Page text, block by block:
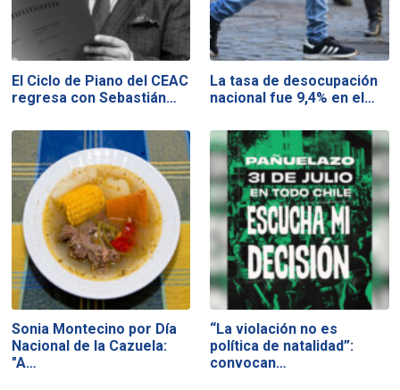
El Ciclo de Piano del CEAC
regresa con Sebastián…
La tasa de desocupación
nacional fue 9,4% en el…
Sonia Montecino por Día
Nacional de la Cazuela:
"A…
“La violación no es
política de natalidad”:
convocan…